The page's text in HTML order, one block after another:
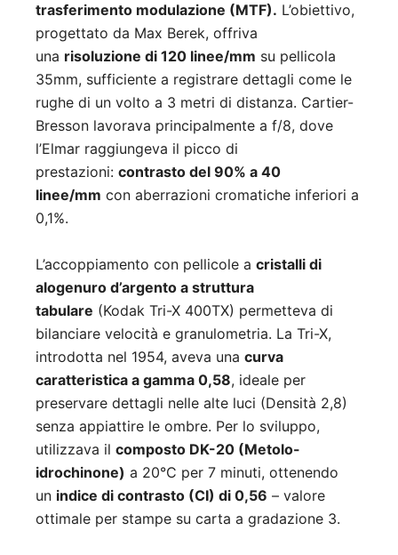
trasferimento modulazione (MTF). L’obiettivo,
progettato da Max Berek, offriva
una risoluzione di 120 linee/mm su pellicola
35mm, sufficiente a registrare dettagli come le
rughe di un volto a 3 metri di distanza. Cartier-
Bresson lavorava principalmente a f/8, dove
l’Elmar raggiungeva il picco di
prestazioni: contrasto del 90% a 40
linee/mm con aberrazioni cromatiche inferiori a
0,1%.
L’accoppiamento con pellicole a cristalli di
alogenuro d’argento a struttura
tabulare (Kodak Tri-X 400TX) permetteva di
bilanciare velocità e granulometria. La Tri-X,
introdotta nel 1954, aveva una curva
caratteristica a gamma 0,58, ideale per
preservare dettagli nelle alte luci (Densità 2,8)
senza appiattire le ombre. Per lo sviluppo,
utilizzava il composto DK-20 (Metolo-
idrochinone) a 20°C per 7 minuti, ottenendo
un indice di contrasto (CI) di 0,56 – valore
ottimale per stampe su carta a gradazione 3.